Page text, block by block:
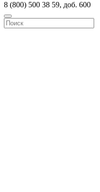
8 (800) 500 38 59, доб. 600